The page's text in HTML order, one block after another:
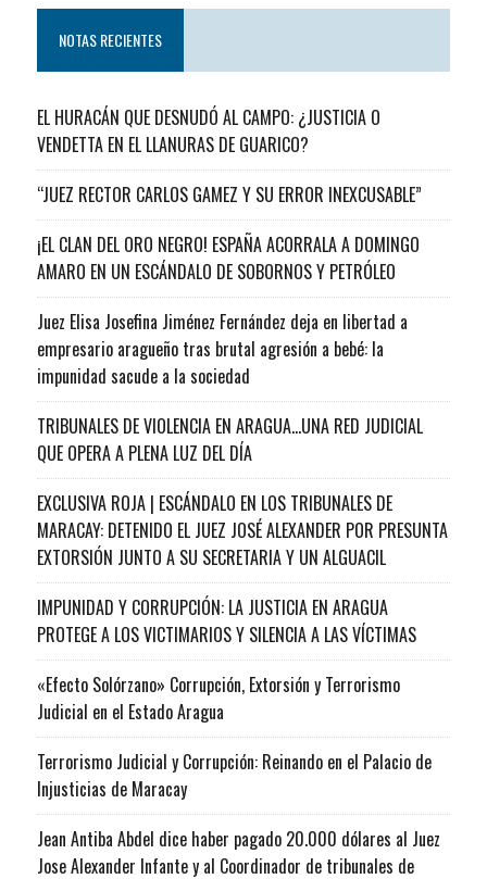
NOTAS RECIENTES
EL HURACÁN QUE DESNUDÓ AL CAMPO: ¿JUSTICIA O
VENDETTA EN EL LLANURAS DE GUARICO?
“JUEZ RECTOR CARLOS GAMEZ Y SU ERROR INEXCUSABLE”
¡EL CLAN DEL ORO NEGRO! ESPAÑA ACORRALA A DOMINGO
AMARO EN UN ESCÁNDALO DE SOBORNOS Y PETRÓLEO
Juez Elisa Josefina Jiménez Fernández deja en libertad a
empresario aragueño tras brutal agresión a bebé: la
impunidad sacude a la sociedad
TRIBUNALES DE VIOLENCIA EN ARAGUA…UNA RED JUDICIAL
QUE OPERA A PLENA LUZ DEL DÍA
EXCLUSIVA ROJA | ESCÁNDALO EN LOS TRIBUNALES DE
MARACAY: DETENIDO EL JUEZ JOSÉ ALEXANDER POR PRESUNTA
EXTORSIÓN JUNTO A SU SECRETARIA Y UN ALGUACIL
IMPUNIDAD Y CORRUPCIÓN: LA JUSTICIA EN ARAGUA
PROTEGE A LOS VICTIMARIOS Y SILENCIA A LAS VÍCTIMAS
«Efecto Solórzano» Corrupción, Extorsión y Terrorismo
Judicial en el Estado Aragua
Terrorismo Judicial y Corrupción: Reinando en el Palacio de
Injusticias de Maracay
Jean Antiba Abdel dice haber pagado 20.000 dólares al Juez
Jose Alexander Infante y al Coordinador de tribunales de